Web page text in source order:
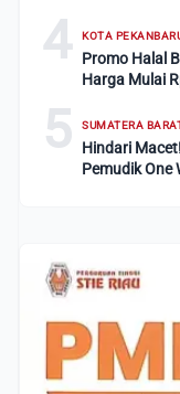
4 KOTA
Promo Halal
Harga Mulai
5 SUMATERA
Hindari
Pemudik One